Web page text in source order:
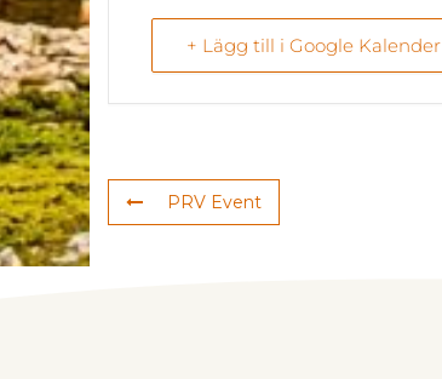
+ Lägg till i Google Kalender
PRV Event